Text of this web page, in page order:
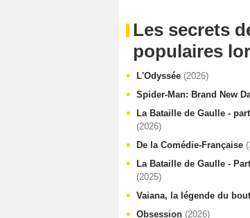
Les secrets
populaires
L'Odyssée (2026)
Spider-Man: Brand New
La Bataille de Gaulle -
(2026)
De la Comédie-Française
La Bataille de Gaulle -
(2025)
Vaiana, la légende du
Obsession (2026)